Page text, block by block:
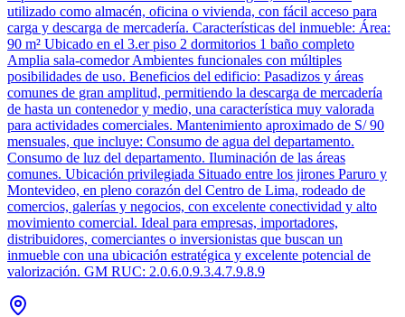
utilizado como almacén, oficina o vivienda, con fácil acceso para
carga y descarga de mercadería. Características del inmueble: Área:
90 m² Ubicado en el 3.er piso 2 dormitorios 1 baño completo
Amplia sala-comedor Ambientes funcionales con múltiples
posibilidades de uso. Beneficios del edificio: Pasadizos y áreas
comunes de gran amplitud, permitiendo la descarga de mercadería
de hasta un contenedor y medio, una característica muy valorada
para actividades comerciales. Mantenimiento aproximado de S/ 90
mensuales, que incluye: Consumo de agua del departamento.
Consumo de luz del departamento. Iluminación de las áreas
comunes. Ubicación privilegiada Situado entre los jirones Paruro y
Montevideo, en pleno corazón del Centro de Lima, rodeado de
comercios, galerías y negocios, con excelente conectividad y alto
movimiento comercial. Ideal para empresas, importadores,
distribuidores, comerciantes o inversionistas que buscan un
inmueble con una ubicación estratégica y excelente potencial de
valorización. GM RUC: 2.0.6.0.9.3.4.7.9.8.9